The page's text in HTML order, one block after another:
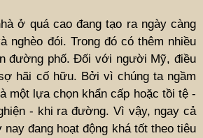
ở quá cao đang tạo ra ngày càng
nghèo đói. Trong đó có thêm nhiều
đường phố. Đối với người Mỹ, điều
hãi cố hữu. Bởi vì chúng ta ngầm
một lựa chọn khẩn cấp hoặc tồi tệ -
- khi ra đường. Vì vậy, ngay cả
nay đang hoạt động khá tốt theo tiêu